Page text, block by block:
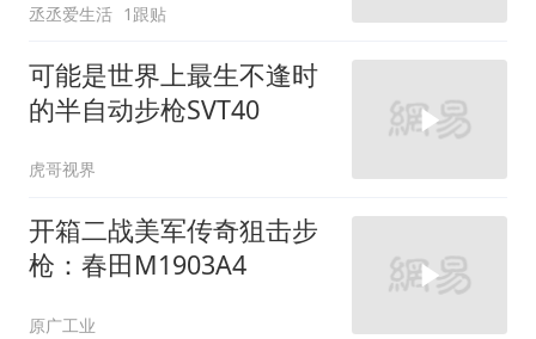
啊
丞丞爱生活 1跟贴
可能是世界上最生不逢时
的半自动步枪SVT40
虎哥视界
开箱二战美军传奇狙击步
枪：春田M1903A4
原广工业